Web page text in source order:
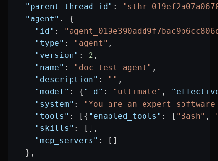
  "parent_thread_id"
:
  "agent"
: {
    "id"
:
    "type"
: "agent" ,
    "version"
: 2 ,
    "name"
: "doc-test-agent" ,
    "description"
: "" ,
    "model"
: { "id" : "ultimate" ,
    "system"
:
"You are an expert
    "tools"
: [{ "enabled_tools" : [ "Bash" ,
    "skills"
: [],
    "mcp_servers"
: []
  },